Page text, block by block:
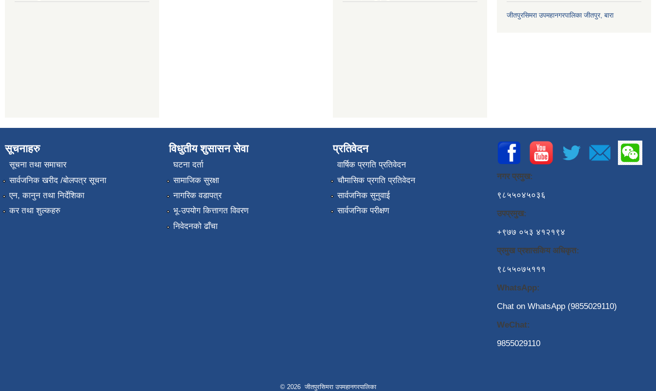
जीतपुरसिमरा उपमहानगरपालिका जीतपुर, बारा
सूचनाहरु
सूचना तथा समाचार
सार्वजनिक खरीद /बोलपत्र सूचना
एन, कानुन तथा निर्देशिका
कर तथा शुल्कहरु
विधुतीय शुसासन सेवा
घटना दर्ता
सामाजिक सुरक्षा
नागरिक वडापत्र
भू-उपयोग कित्तागत विवरण
निवेदनको ढाँचा
प्रतिवेदन
वार्षिक प्रगति प्रतिवेदन
चौमासिक प्रगति प्रतिवेदन
सार्वजनिक सुनुवाई
सार्वजनिक परीक्षण
नगर प्रमुख:
९८५५०४५०३६
उपप्रमुख:
+९७७ ०५३ ४१२१९४
प्रमुख प्रशासकिय अधिकृत:
९८५५०७५१११
WhatsApp:
Chat on WhatsApp (9855029110)
WeChat:
9855029110
© 2026 जीतपुरसिमरा उपमहानगरपालिका